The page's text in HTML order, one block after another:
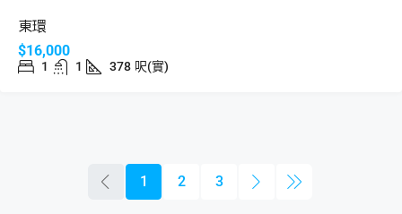
東環
$16,000
1 1 378 呎(實)
1 2 3